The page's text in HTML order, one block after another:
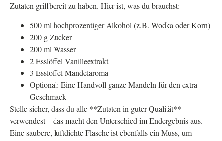
Zutaten griffbereit zu haben. Hier ist, was du brauchst:
500 ml hochprozentiger Alkohol (z.B. Wodka oder Korn)
200 g Zucker
200 ml Wasser
2 Esslöffel Vanilleextrakt
3 Esslöffel Mandelaroma
Optional: Eine Handvoll ganze Mandeln für den extra
Geschmack
Stelle sicher, dass du alle **Zutaten in guter Qualität**
verwendest – das macht den Unterschied im Endergebnis aus.
Eine saubere, luftdichte Flasche ist ebenfalls ein Muss, um